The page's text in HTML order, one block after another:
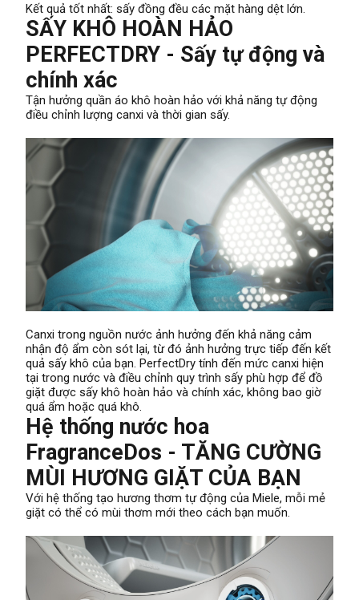
Kết quả tốt nhất: sấy đồng đều các mặt hàng dệt lớn.
SẤY KHÔ HOÀN HẢO
PERFECTDRY - Sấy tự động và
chính xác
Tận hưởng quần áo khô hoàn hảo với khả năng tự động
điều chỉnh lượng canxi và thời gian sấy.
Canxi trong nguồn nước ảnh hưởng đến khả năng cảm
nhận độ ẩm còn sót lại, từ đó ảnh hưởng trực tiếp đến kết
quả sấy khô của bạn. PerfectDry tính đến mức canxi hiện
tại trong nước và điều chỉnh quy trình sấy phù hợp để đồ
giặt được sấy khô hoàn hảo và chính xác, không bao giờ
quá ẩm hoặc quá khô.
Hệ thống nước hoa
FragranceDos - TĂNG CƯỜNG
MÙI HƯƠNG GIẶT CỦA BẠN
Với hệ thống tạo hương thơm tự động của Miele, mỗi mẻ
giặt có thể có mùi thơm mới theo cách bạn muốn.